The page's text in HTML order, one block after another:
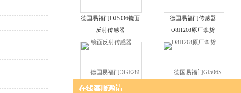
德国易福门OJ5036镜面
反射传感器
德国易福门传感器
O8H208原厂拿货